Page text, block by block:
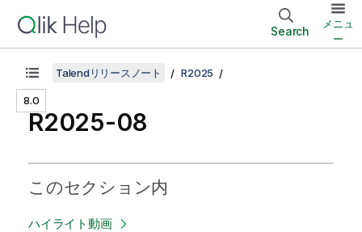
Search
メニュ
ー
8.0
Talendリリースノート R2025
R2025-08
このセクション内
ハイライト動画